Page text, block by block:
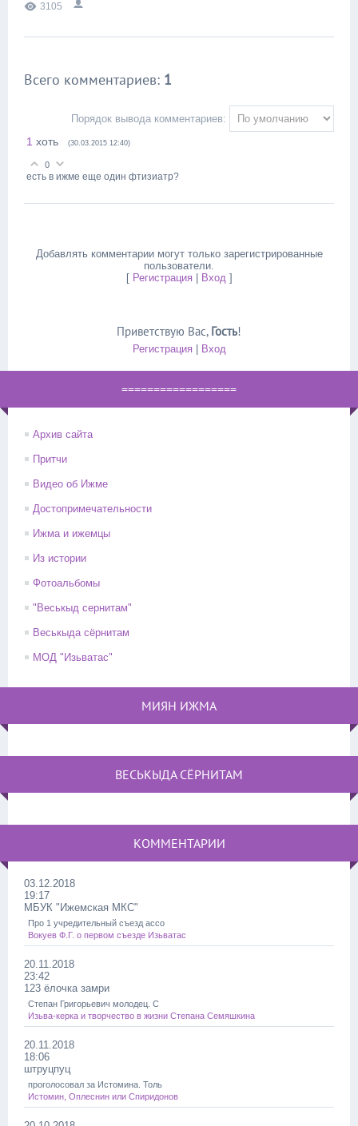
3105
Всего комментариев: 1
Порядок вывода комментариев:
1 хоть (30.03.2015 12:40)
0
есть в ижме еще один фтизиатр?
Добавлять комментарии могут только зарегистрированные
пользователи.
[ Регистрация| Вход]
Приветствую Вас, Гость!
Регистрация| Вход
==================
Архив сайта
Притчи
Видео об Ижме
Достопримечательности
Ижма и ижемцы
Из истории
Фотоальбомы
"Веськыд сернитам"
Веськыда сёрнитам
МОД "Изьватас"
МИЯН ИЖМА
ВЕСЬКЫДА СЁРНИТАМ
КОММЕНТАРИИ
03.12.2018
19:17
МБУК "Ижемская МКС"
Про 1 учредительный съезд ассо
Вокуев Ф.Г. о первом съезде Изьватас
20.11.2018
23:42
123 ёлочка замри
Степан Григорьевич молодец. С
Изьва-керка и творчество в жизни Степана Семяшкина
20.11.2018
18:06
штруцпуц
проголосовал за Истомина. Толь
Истомин, Оплеснин или Спиридонов